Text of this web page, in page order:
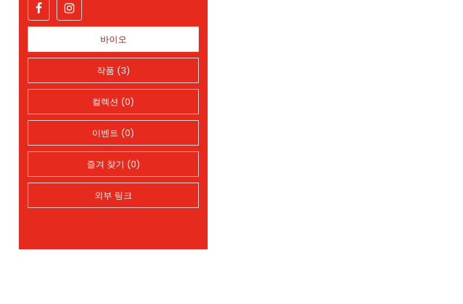
바이오
작품 (3)
컬렉션 (0)
이벤트 (0)
즐겨 찾기 (0)
외부 링크